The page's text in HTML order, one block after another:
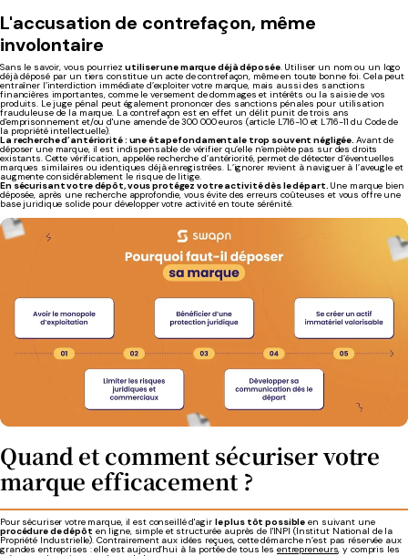
L'accusation de contrefaçon, même
involontaire
Sans le savoir, vous pourriezutiliser une marque déjà déposée. Utiliser un nom ou un logo
déjà déposé par un tiers constitue un acte de contrefaçon, même en toute bonne foi. Cela peut
entraîner l’interdiction immédiate d’exploiter votre marque, mais aussi des sanctions
financières importantes, comme le versement de dommages et intérêts ou la saisie de vos
produits. Le juge pénal peut également prononcer des sanctions pénales pour utilisation
frauduleuse de la marque. La contrefaçon est en effet un délit punit de trois ans
d'emprisonnement et/ou d'une amende de 300 000 euros (article L716-10 et L716-11 du Code de
la propriété intellectuelle).
La recherche d’antériorité : une étape fondamentale trop souvent négligée. Avant de
déposer une marque, il est indispensable de vérifier qu’elle n’empiète pas sur des droits
existants. Cette vérification, appelée recherche d’antériorité, permet de détecter d’éventuelles
marques similaires ou identiques déjà enregistrées. L’ignorer revient à naviguer à l’aveugle et
augmente considérablement le risque de litige.
En sécurisant votre dépôt, vous protégez votre activité dès le départ. Une marque bien
déposée, après une recherche approfondie, vous évite des erreurs coûteuses et vous offre une
base juridique solide pour développer votre activité en toute sérénité.
Quand et comment sécuriser votre
marque efficacement ?
Pour sécuriser votre marque, il est conseillé d'agir le plus tôt possible en suivant une
procédure de dépôt en ligne, simple et structurée auprès de l'INPI (Institut National de la
Propriété Industrielle). Contrairement aux idées reçues, cette démarche n’est pas réservée aux
grandes entreprises : elle est aujourd’hui à la portée de tous les entrepreneurs, y compris les